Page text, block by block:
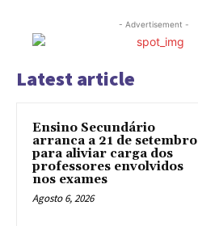
- Advertisement -
Latest article
Ensino Secundário
arranca a 21 de setembro
para aliviar carga dos
professores envolvidos
nos exames
Agosto 6, 2026